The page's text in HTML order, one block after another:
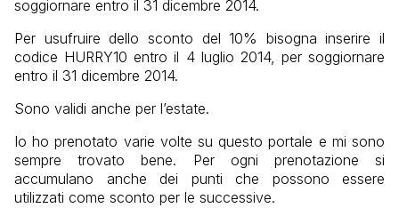
soggiornare entro il 31 dicembre 2014.
Per usufruire dello sconto del 10% bisogna inserire il
codice HURRY10 entro il 4 luglio 2014, per soggiornare
entro il 31 dicembre 2014.
Sono validi anche per l’estate.
Io ho prenotato varie volte su questo portale e mi sono
sempre trovato bene. Per ogni prenotazione si
accumulano anche dei punti che possono essere
utilizzati come sconto per le successive.